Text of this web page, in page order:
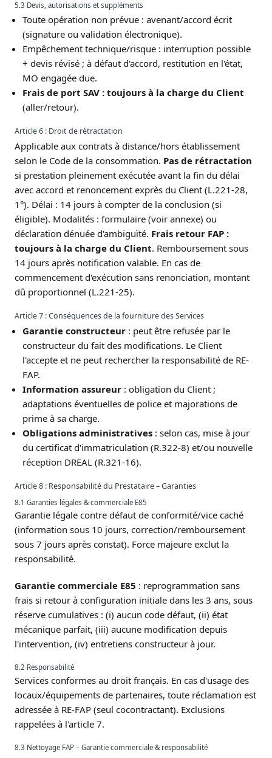
5.3 Devis, autorisations et suppléments
Toute opération non prévue : avenant/accord écrit
(signature ou validation électronique).
Empêchement technique/risque : interruption possible
+ devis révisé ; à défaut d'accord, restitution en l'état,
MO engagée due.
Frais de port SAV : toujours à la charge du Client
(aller/retour).
Article 6 : Droit de rétractation
Applicable aux contrats à distance/hors établissement
selon le Code de la consommation. Pas de rétractation
si prestation pleinement exécutée avant la fin du délai
avec accord et renoncement exprès du Client (L.221-28,
1°). Délai : 14 jours à compter de la conclusion (si
éligible). Modalités : formulaire (voir annexe) ou
déclaration dénuée d'ambiguïté. Frais retour FAP :
toujours à la charge du Client. Remboursement sous
14 jours après notification valable. En cas de
commencement d'exécution sans renonciation, montant
dû proportionnel (L.221-25).
Article 7 : Conséquences de la fourniture des Services
Garantie constructeur: peut être refusée par le
constructeur du fait des modifications. Le Client
l'accepte et ne peut rechercher la responsabilité de RE-
FAP.
Information assureur: obligation du Client ;
adaptations éventuelles de police et majorations de
prime à sa charge.
Obligations administratives: selon cas, mise à jour
du certificat d'immatriculation (R.322-8) et/ou nouvelle
réception DREAL (R.321-16).
Article 8 : Responsabilité du Prestataire – Garanties
8.1 Garanties légales & commerciale E85
Garantie légale contre défaut de conformité/vice caché
(information sous 10 jours, correction/remboursement
sous 7 jours après constat). Force majeure exclut la
responsabilité.
Garantie commerciale E85 : reprogrammation sans
frais si retour à configuration initiale dans les 3 ans, sous
réserve cumulatives : (i) aucun code défaut, (ii) état
mécanique parfait, (iii) aucune modification depuis
l'intervention, (iv) entretiens constructeur à jour.
8.2 Responsabilité
Services conformes au droit français. En cas d'usage des
locaux/équipements de partenaires, toute réclamation est
adressée à RE-FAP (seul cocontractant). Exclusions
rappelées à l'article 7.
8.3 Nettoyage FAP – Garantie commerciale & responsabilité